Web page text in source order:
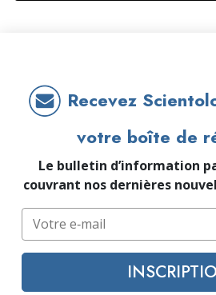
Recevez
votre boîte de
Le bulletin d’information
couvrant nos dernières